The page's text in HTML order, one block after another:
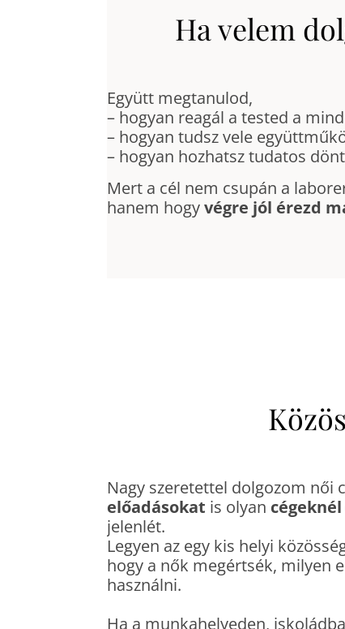
Ha velem
Együtt megtanulod,
– hogyan reagál a tested a
– hogyan tudsz vele
– hogyan hozhatsz tudatos
Mert a cél nem csupán a
hanem hogyvégre jól érezd
Nagy szeretettel dolgozom
előadásokat is olyan
jelenlét.
Legyen az egy kis helyi
hogy a nők megértsék, milyen
használni.
Ha a munkahelyeden,